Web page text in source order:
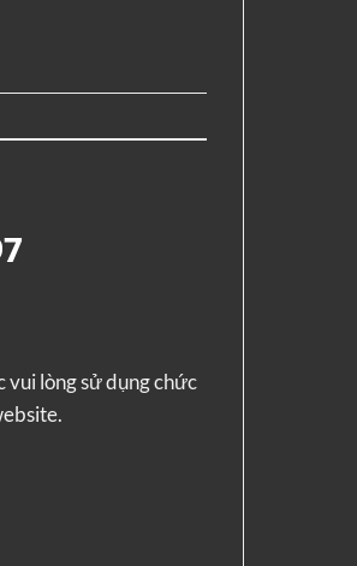
lòng sử dụng chức